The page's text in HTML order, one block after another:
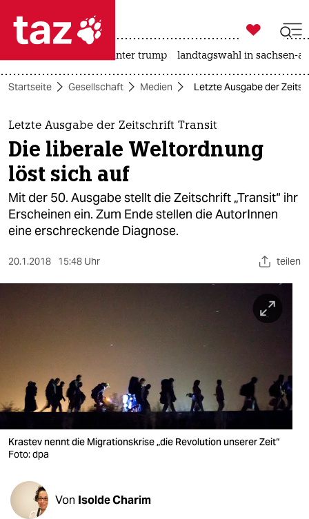
 taz zahl ich
taz zahl ich
themen
politik
öko
gesellschaft
sport
nord
wahrheit
verlag
verlag
veranstaltungen
shop
fragen & hilfe

taz zahl ich
usa unter trump landtagswahl in sachsen-
Startseite Gesellschaft Medien Letzte Ausgabe der
Letzte Ausgabe der Zeitschrift Transit
Die liberale Weltordnung
löst sich auf
Mit der 50. Ausgabe stellt die Zeitschrift „Transit“ ihr
Erscheinen ein. Zum Ende stellen die AutorInnen
eine erschreckende Diagnose.
20.1.2018 15:48 Uhr teilen
Krastev nennt die Migrationskrise „die Revolution unserer Zeit“
Foto: dpa
Von Isolde Charim